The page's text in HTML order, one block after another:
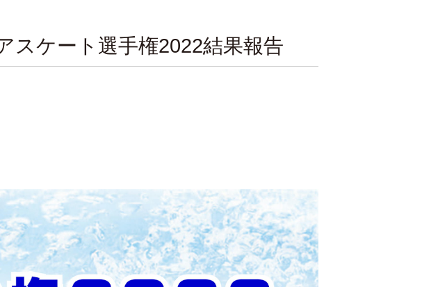
スケート選手権2022結果報告